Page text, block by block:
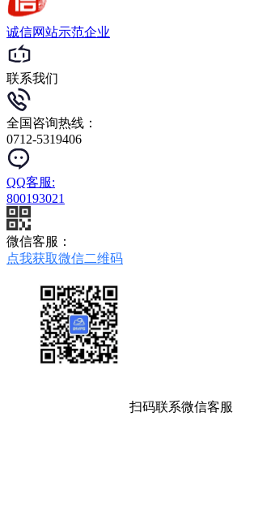
诚信网站示范企业
联系我们
全国咨询热线：
0712-5319406
QQ客服:
800193021
微信客服：
点我获取微信二维码
扫码联系微信客服